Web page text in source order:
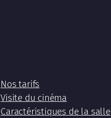
Nos tarifs
Visite du cinéma
Caractéristiques de la salle